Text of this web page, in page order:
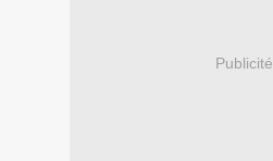
Publicité